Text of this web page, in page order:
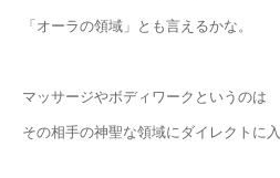
「オーラの領域」とも言えるかな。
マッサージやボディワークというのは
その相手の神聖な領域にダイレクトに入